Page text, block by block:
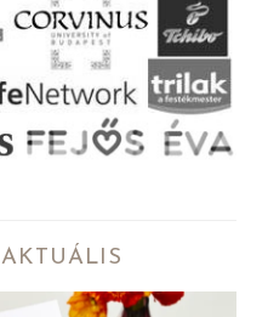
AKTUÁLIS